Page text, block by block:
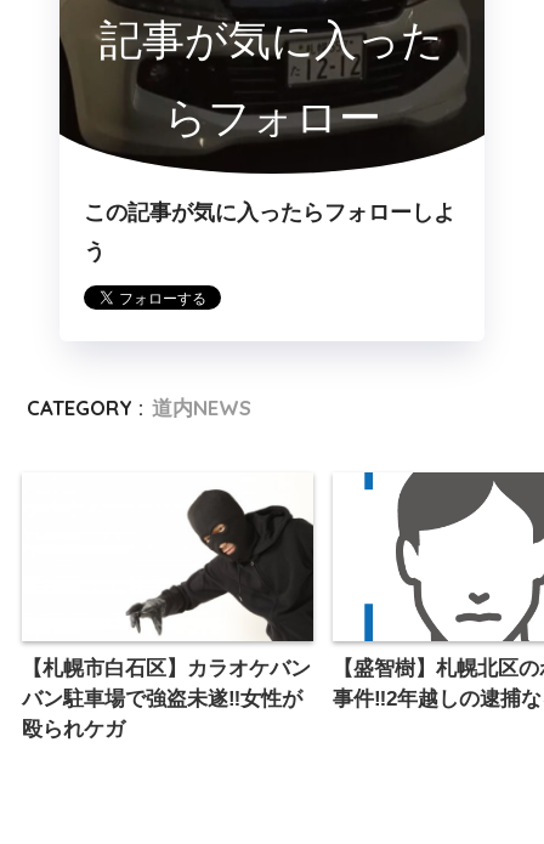
記事が気に入った
らフォロー
この記事が気に入ったらフォローしよ
う
CATEGORY : 道内NEWS
【札幌市白石区】カラオケバン
バン駐車場で強盗未遂‼︎女性が
殴られケガ
【盛智樹】札幌北区
事件‼︎2年越しの逮捕